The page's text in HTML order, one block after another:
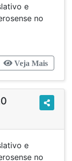
e
no
Veja Mais
e
no